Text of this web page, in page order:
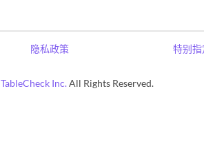
隐私政策 特别
TableCheck Inc.All Rights Reserved.